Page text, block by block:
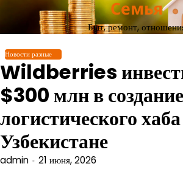
Перейти
содержимому
Семья
Быт, ремонт,
Новости разные
Wildberries
$300 млн в создание
логистического
Узбекистане
admin 21 июня, 2026